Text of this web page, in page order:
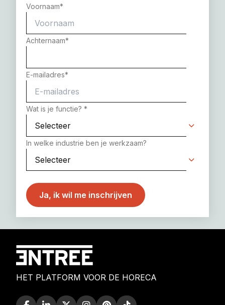
Voornaam*
Achternaam*
E-mailadres*
Wat is je functie? *
In welke industrie ben je werkzaam?
HET PLATFORM VOOR DE HORECA